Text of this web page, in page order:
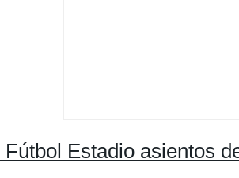
Fútbol Estadio asientos